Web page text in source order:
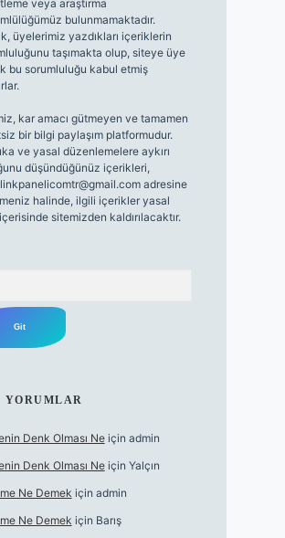
veya araştırma
bulunmamaktadır.
üyelerimiz yazdıkları içeriklerin
taşımakta olup, siteye üye
bu sorumluluğu kabul etmiş
kar amacı gütmeyen ve tamamen
bir bilgi paylaşım platformudur.
ve yasal düzenlemelere aykırı
düşündüğünüz içerikleri,
adresine
halinde, ilgili içerikler yasal
sitemizden kaldırılacaktır.
YORUMLAR
Denk Olması Neiçin admin
Denk Olması Neiçin Yalçın
Ne Demek için admin
Ne Demek için Barış